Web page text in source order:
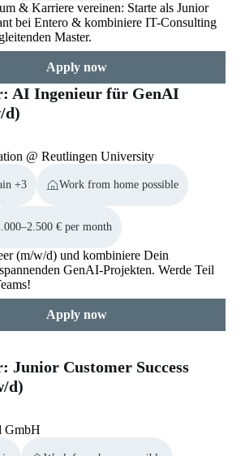
& Karriere vereinen: Starte als Junior
bei Entero & kombiniere IT-Consulting
Master.
Apply now
AI Ingenieur für GenAI
d)
@ Reutlingen University
+3 Work from home possible
€ per month
(m/w/d) und kombiniere Dein
GenAI-Projekten. Werde Teil
Apply now
Junior Customer Success
d)
GmbH